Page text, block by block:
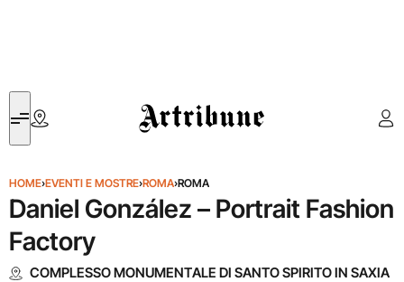
Artribune
HOME›EVENTI E MOSTRE›ROMA›ROMA
Daniel González – Portrait Fashion
Factory
COMPLESSO MONUMENTALE DI SANTO SPIRITO IN SAXIA